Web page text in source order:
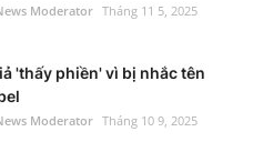
Moderator Tháng 11 5, 2025
'thấy phiền' vì bị nhắc tên
Moderator Tháng 10 9, 2025